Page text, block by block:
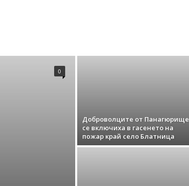
0
Доброволците от Панагюрище
се включиха в гасенето на
пожар край село Блатница